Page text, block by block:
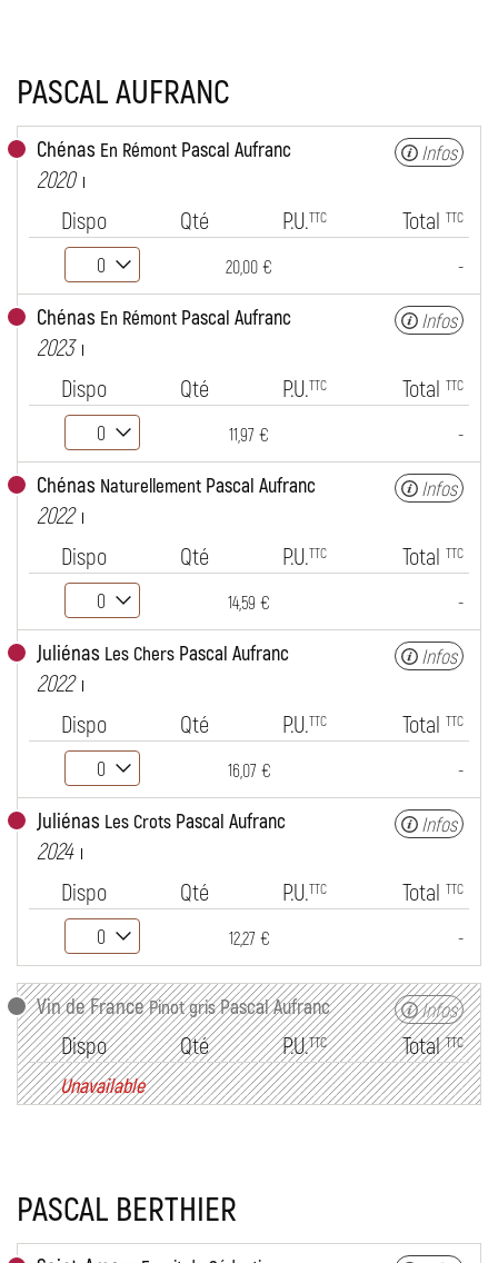
PASCAL AUFRANC
Chénas En Rémont Pascal Aufranc
2020
Infos
Dispo Qté P.U.TTC Total TTC
20,00 € -
Chénas En Rémont Pascal Aufranc
2023
Infos
Dispo Qté P.U.TTC Total TTC
11,97 € -
Chénas Naturellement Pascal Aufranc
2022
Infos
Dispo Qté P.U.TTC Total TTC
14,59 € -
Juliénas Les Chers Pascal Aufranc
2022
Infos
Dispo Qté P.U.TTC Total TTC
16,07 € -
Juliénas Les Crots Pascal Aufranc
2024
Infos
Dispo Qté P.U.TTC Total TTC
12,27 € -
Vin de France Pinot gris Pascal Aufranc Infos
Dispo Qté P.U.TTC TotalTTC
Unavailable
PASCAL BERTHIER